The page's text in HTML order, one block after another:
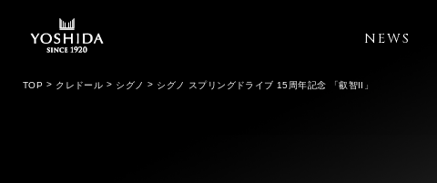
NEWS
TOP クレドール シグノ シグノ スプリングドライブ 15周年記念 「叡智II」